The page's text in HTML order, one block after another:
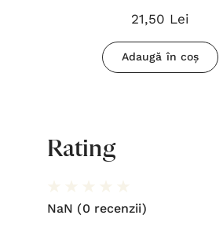
21,50 Lei
Adaugă în coș
Rating
NaN (0 recenzii)